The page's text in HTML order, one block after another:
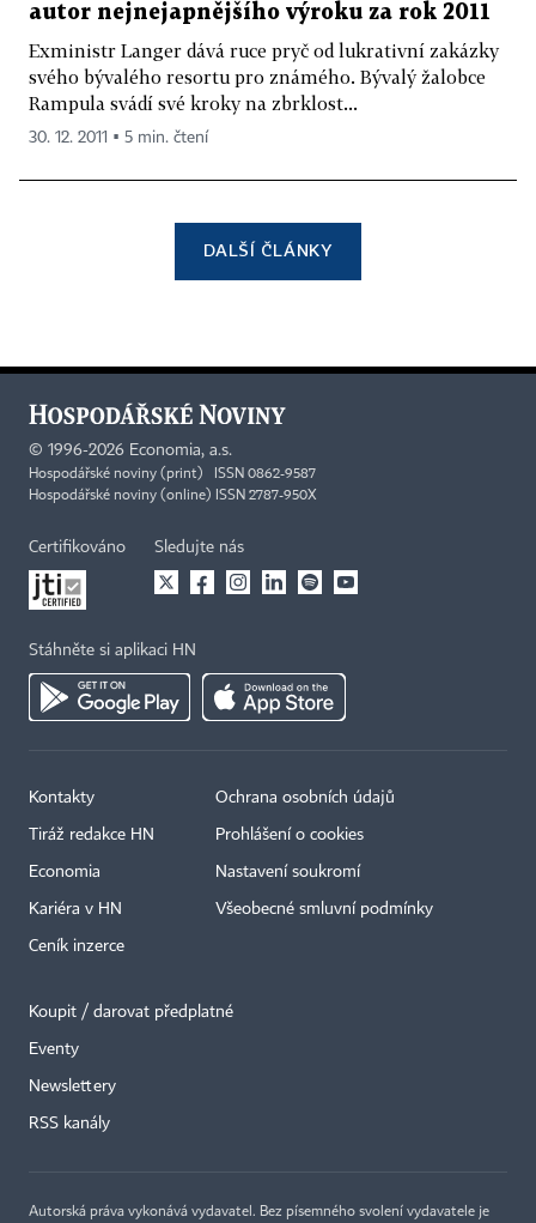
autor nejnejapnějšího výroku za rok 2011
Exministr Langer dává ruce pryč od lukrativní zakázky
svého bývalého resortu pro známého. Bývalý žalobce
Rampula svádí své kroky na zbrklost...
30. 12. 2011 ▪ 5 min. čtení
DALŠÍ ČLÁNKY
© 1996-2026 Economia, a.s.
Hospodářské noviny (print) ISSN 0862-9587
Hospodářské noviny (online) ISSN 2787-950X
Certifikováno Sledujte nás
Stáhněte si aplikaci HN
Kontakty
Tiráž redakce HN
Economia
Kariéra v HN
Ceník inzerce
Ochrana osobních údajů
Prohlášení o cookies
Nastavení soukromí
Všeobecné smluvní podmínky
Koupit / darovat předplatné
Eventy
Newslettery
RSS kanály
Autorská práva vykonává vydavatel. Bez písemného svolení vydavatele je